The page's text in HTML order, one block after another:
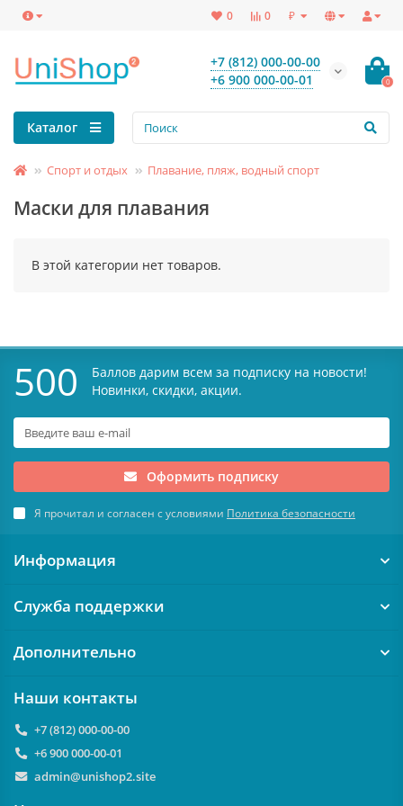
₽
0
0
+7 (812) 000-00-00
+6 900 000-00-01
0
Каталог
Спорт и отдых Плавание, пляж, водный спорт
Маски для плавания
В этой категории нет товаров.
500
Баллов дарим всем за подписку на новости!
Новинки, скидки, акции.
Оформить подписку
Я прочитал и согласен с условиями Политика безопасности
Информация
Служба поддержки
Дополнительно
Наши контакты
+7 (812) 000-00-00
+6 900 000-00-01
admin@unishop2.site